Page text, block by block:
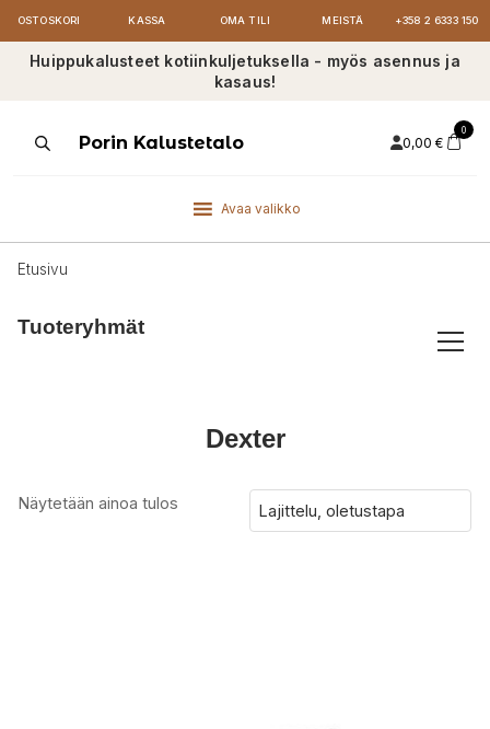
OSTOSKORI KASSA OMA TILI MEISTÄ +358 2 6333 150
Huippukalusteet kotiinkuljetuksella - myös asennus ja
kasaus!
ProductsPorin Kalustetalo 0,00 €
0
Avaa valikko
Etusivu
Tuoteryhmät
Dexter
Näytetään ainoa tulos